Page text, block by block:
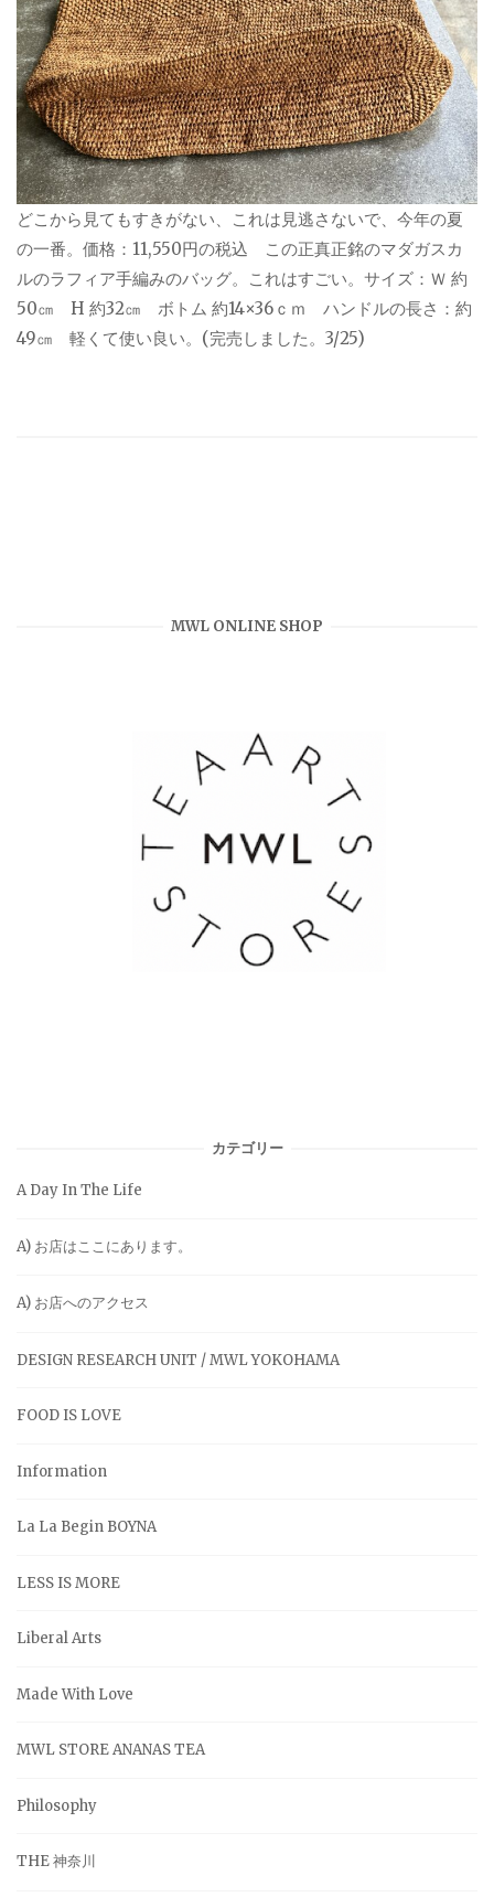
どこから見てもすきがない、これは見逃さないで、今年の夏
の一番。価格：11,550円の税込 この正真正銘のマダガスカ
ルのラフィア手編みのバッグ。これはすごい。サイズ：Ｗ 約
50㎝ H 約32㎝ ボトム 約14×36ｃｍ ハンドルの長さ：約
49㎝ 軽くて使い良い。(完売しました。3/25)
MWL ONLINE SHOP
カテゴリー
A Day In The Life
A) お店はここにあります。
A) お店へのアクセス
DESIGN RESEARCH UNIT / MWL YOKOHAMA
FOOD IS LOVE
Information
La La Begin BOYNA
LESS IS MORE
Liberal Arts
Made With Love
MWL STORE ANANAS TEA
Philosophy
THE 神奈川